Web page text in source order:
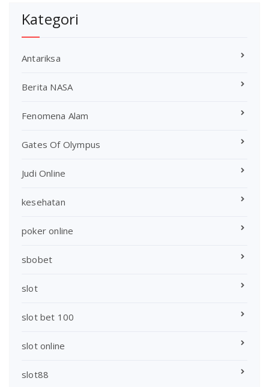
Kategori
Antariksa
Berita NASA
Fenomena Alam
Gates Of Olympus
Judi Online
kesehatan
poker online
sbobet
slot
slot bet 100
slot online
slot88